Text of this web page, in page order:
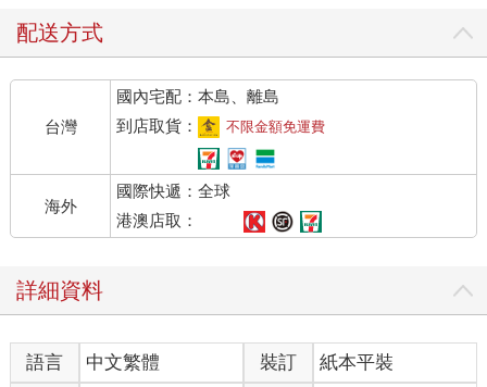
配送方式
台灣
國內宅配：本島、離島
到店取貨：
不限金額免運費
海外
國際快遞：全球
港澳店取：
詳細資料
語言 中文繁體 裝訂
紙本平裝